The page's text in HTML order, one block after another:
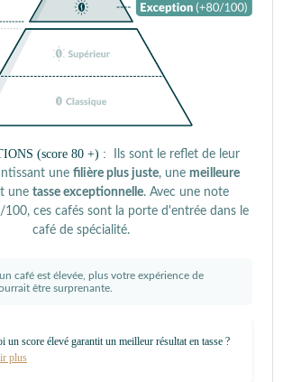
(score 80 +) :
Ils sont le reflet de leur
une filière plus juste, une meilleure
une tasse exceptionnelle. Avec une note
100, ces cafés sont la porte d'entrée dans le
café de spécialité.
café est élevée, plus votre expérience de
être surprenante.
un score élevé garantit un meilleur résultat en tasse ?
plus